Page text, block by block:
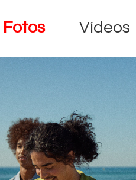
Fotos Vídeos